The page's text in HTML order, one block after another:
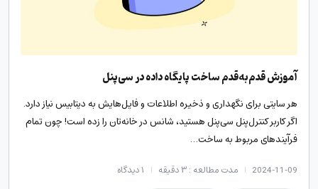
آموزش قدم‌به‌قدم ساخت پایگاه داده در سی‌پنل
هر سایتی برای نگهداری و ذخیره اطلاعات و فایل‌هایش به دیتابیس نیاز دارد.
اگر کاربر کنترل‌پنل سی‌پنل هستید، شانس در خانه‌تان را زده‌ است! چون تمام
فرآیندهای مربوط به ساخت…
2024-11-09 مدت مطالعه : ۳ دقیقه ۱دیدگاه